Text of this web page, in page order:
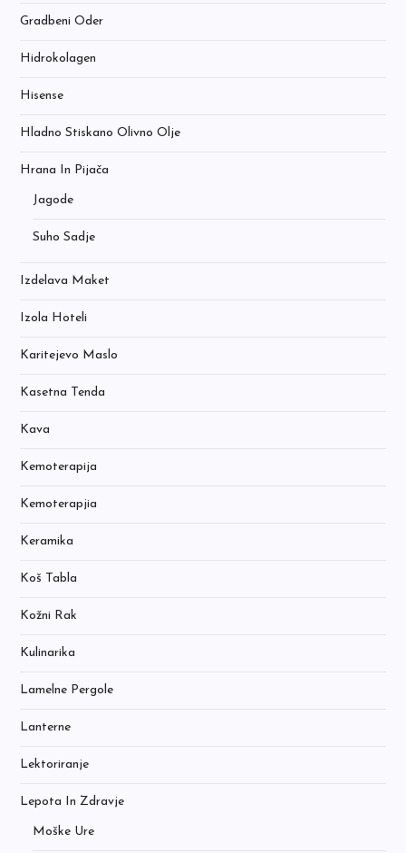
Gradbeni Oder
Hidrokolagen
Hisense
Hladno Stiskano Olivno Olje
Hrana In Pijača
Jagode
Suho Sadje
Izdelava Maket
Izola Hoteli
Karitejevo Maslo
Kasetna Tenda
Kava
Kemoterapija
Kemoterapjia
Keramika
Koš Tabla
Kožni Rak
Kulinarika
Lamelne Pergole
Lanterne
Lektoriranje
Lepota In Zdravje
Moške Ure